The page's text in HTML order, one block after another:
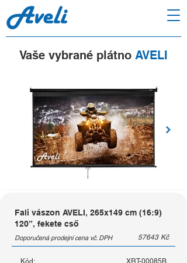
Vaše vybrané plátno AVELI
Fali vászon AVELI, 265x149 cm (16:9)
120”, fekete cső
Doporučená prodejní cena vč. DPH 57643 Kč
Kód: XRT-00085B